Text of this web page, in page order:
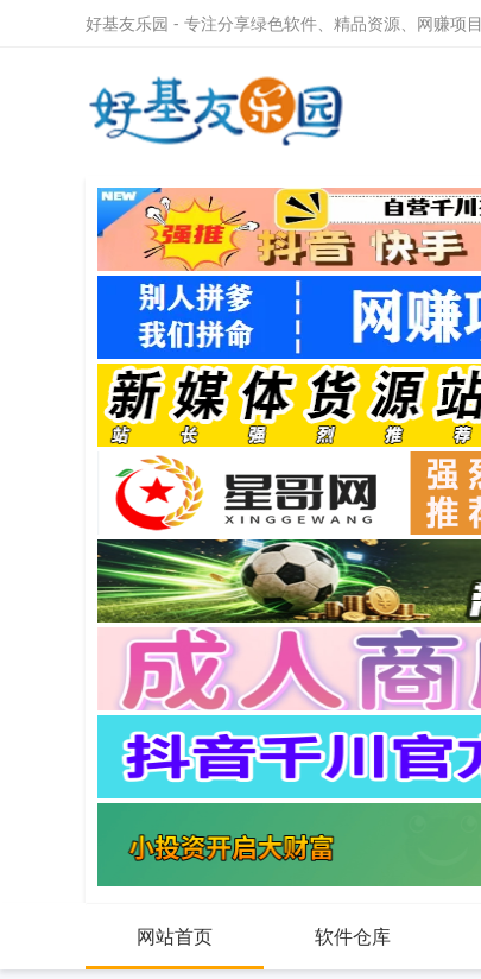
好基友乐园 - 专注分享绿色软件、精品资源、网赚项目
网站首页 软件仓库